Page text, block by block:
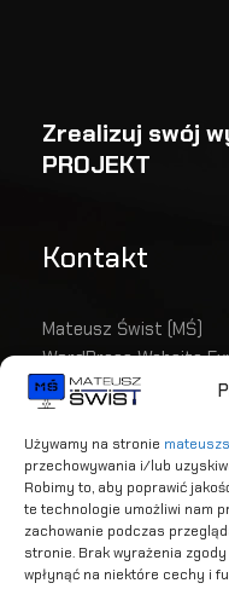
Używamy na stronie
przechowywania i/lub
Robimy to, aby poprawić
te technologie umożliwi nam
zachowanie podczas
stronie. Brak wyrażenia
wpłynąć na niektóre cechy i
Zrealizuj swój
PROJEKT
Kontakt
Mateusz Świst (MŚ)
WordPress Website
mat.swist@gmail.com
(+48) 535 366 812